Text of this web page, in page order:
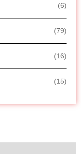
(6)
(79)
(16)
(15)